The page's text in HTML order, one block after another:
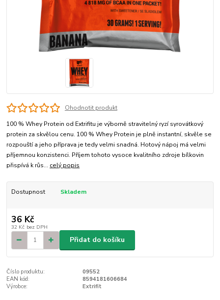
Ohodnotit produkt
100 % Whey Protein od Extrifitu je výborně stravitelný ryzí syrovátkový
protein za skvělou cenu. 100 % Whey Protein je plně instantní, skvěle se
rozpouští a jeho příprava je tedy velmi snadná. Hotový nápoj má velmi
příjemnou konzistenci. Příjem tohoto vysoce kvalitního zdroje bílkovin
přispívá k růs... celý popis
Dostupnost Skladem
36 Kč
32 Kč bez DPH
Přidat do košíku
Číslo produktu:
09552
EAN kód:
8594181606684
Výrobce:
Extrifit